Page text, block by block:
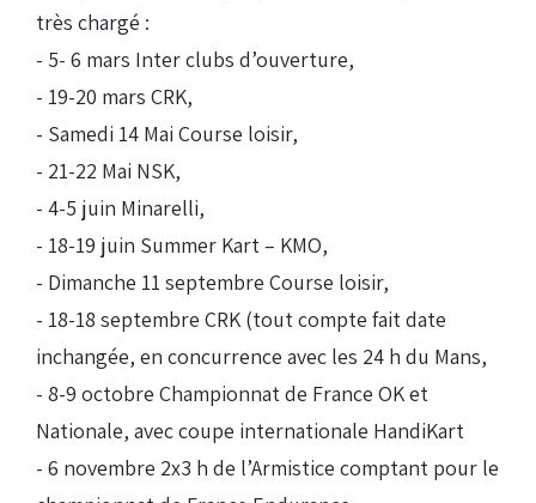
très chargé :
- 5- 6 mars Inter clubs d’ouverture,
- 19-20 mars CRK,
- Samedi 14 Mai Course loisir,
- 21-22 Mai NSK,
- 4-5 juin Minarelli,
- 18-19 juin Summer Kart – KMO,
- Dimanche 11 septembre Course loisir,
- 18-18 septembre CRK (tout compte fait date
inchangée, en concurrence avec les 24 h du Mans,
- 8-9 octobre Championnat de France OK et
Nationale, avec coupe internationale HandiKart
- 6 novembre 2x3 h de l’Armistice comptant pour le